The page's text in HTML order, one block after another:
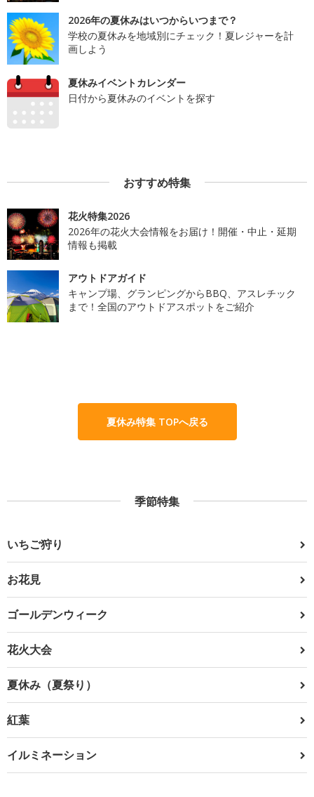
2026年の夏休みはいつからいつまで？
学校の夏休みを地域別にチェック！夏レジャーを計
画しよう
夏休みイベントカレンダー
日付から夏休みのイベントを探す
おすすめ特集
花火特集2026
2026年の花火大会情報をお届け！開催・中止・延期
情報も掲載
アウトドアガイド
キャンプ場、グランピングからBBQ、アスレチック
まで！全国のアウトドアスポットをご紹介
夏休み特集 TOPへ戻る
季節特集
いちご狩り
お花見
ゴールデンウィーク
花火大会
夏休み（夏祭り）
紅葉
イルミネーション